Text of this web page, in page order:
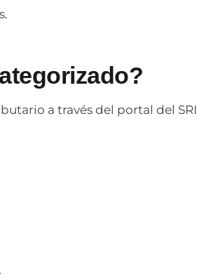
a través del portal del SRI